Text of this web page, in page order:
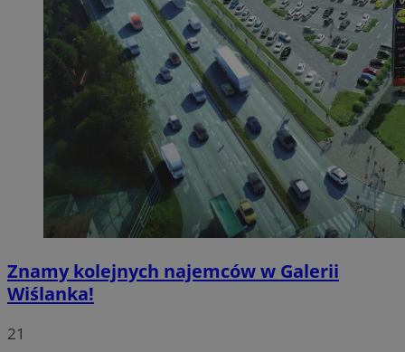
Znamy kolejnych najemców w Galerii
Wiślanka!
21